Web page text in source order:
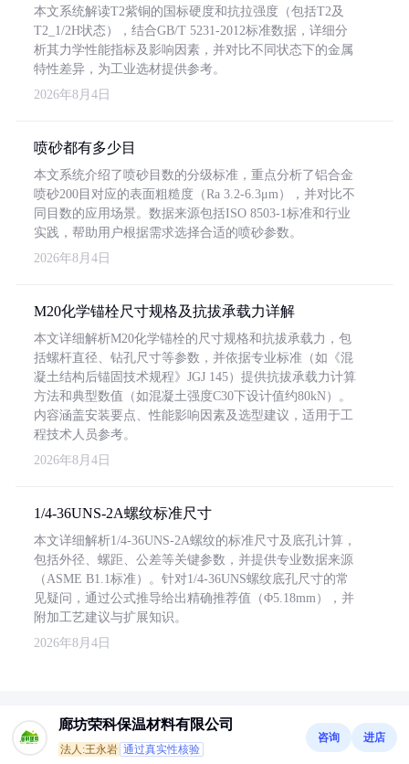
本文系统解读T2紫铜的国标硬度和抗拉强度（包括T2及
T2_1/2H状态），结合GB/T 5231-2012标准数据，详细分
析其力学性能指标及影响因素，并对比不同状态下的金属
特性差异，为工业选材提供参考。
2026年8月4日
喷砂都有多少目
本文系统介绍了喷砂目数的分级标准，重点分析了铝合金
喷砂200目对应的表面粗糙度（Ra 3.2-6.3μm），并对比不
同目数的应用场景。数据来源包括ISO 8503-1标准和行业
实践，帮助用户根据需求选择合适的喷砂参数。
2026年8月4日
M20化学锚栓尺寸规格及抗拔承载力详解
本文详细解析M20化学锚栓的尺寸规格和抗拔承载力，包
括螺杆直径、钻孔尺寸等参数，并依据专业标准（如《混
凝土结构后锚固技术规程》JGJ 145）提供抗拔承载力计算
方法和典型数值（如混凝土强度C30下设计值约80kN）。
内容涵盖安装要点、性能影响因素及选型建议，适用于工
程技术人员参考。
2026年8月4日
1/4-36UNS-2A螺纹标准尺寸
本文详细解析1/4-36UNS-2A螺纹的标准尺寸及底孔计算，
包括外径、螺距、公差等关键参数，并提供专业数据来源
（ASME B1.1标准）。针对1/4-36UNS螺纹底孔尺寸的常
见疑问，通过公式推导给出精确推荐值（Φ5.18mm），并
附加工艺建议与扩展知识。
2026年8月4日
廊坊荣科保温材料有限公司
法人:王永岩 通过真实性核验
咨询 进店